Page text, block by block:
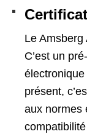
Le
C’est un
présent,
aux normes